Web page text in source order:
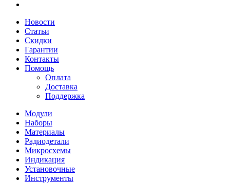
Новости
Статьи
Скидки
Гарантии
Контакты
Помощь
Оплата
Доставка
Поддержка
Модули
Наборы
Материалы
Радиодетали
Микросхемы
Индикация
Установочные
Инструменты